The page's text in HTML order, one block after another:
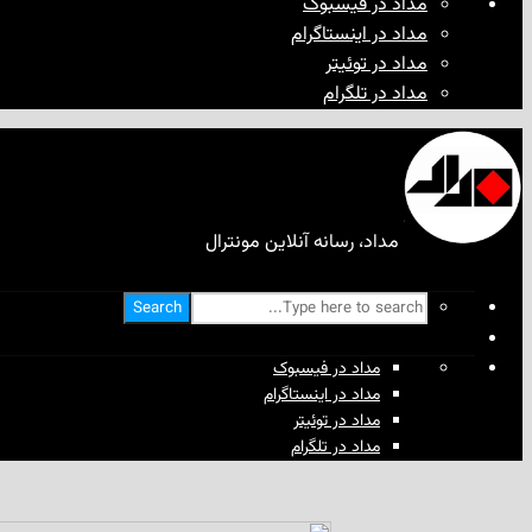
مداد در اینستاگرام
مداد در توئیتر
مداد در تلگرام
مداد، رسانه آنلاین مونترال
Search
مداد در فیسبوک
مداد در اینستاگرام
مداد در توئیتر
مداد در تلگرام